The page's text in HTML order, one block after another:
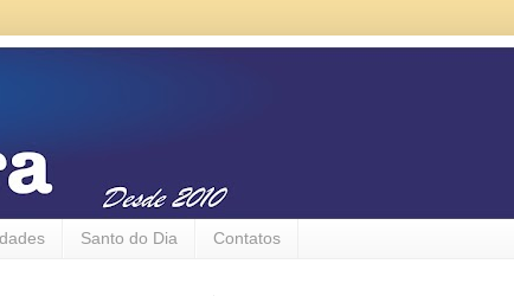
Santo do Dia Contatos